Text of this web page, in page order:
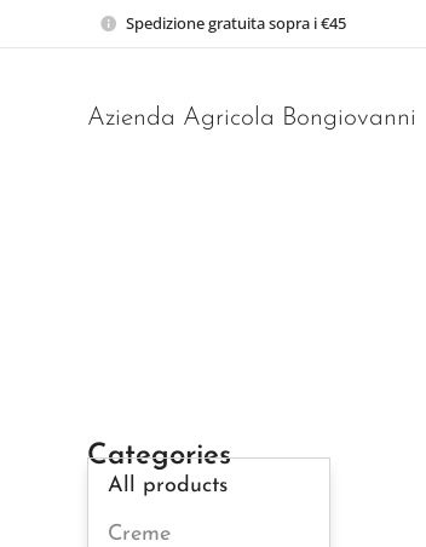
Spedizione gratuita sopra i €45
Azienda Agricola Bongiovanni
Categories
All products
Creme